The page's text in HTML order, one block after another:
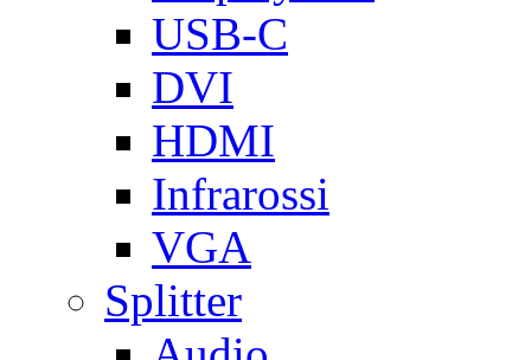
USB-C
DVI
HDMI
Infrarossi
VGA
Splitter